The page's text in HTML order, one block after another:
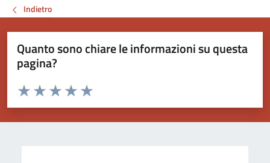
Indietro
Quanto sono chiare le informazioni su questa
pagina?
Valuta da 1 a 5 stelle la pagina
Valuta 5 stelle su 5
Valuta 4 stelle su 5
Valuta 3 stelle su 5
Valuta 2 stelle su 5
Valuta 1 stelle su 5